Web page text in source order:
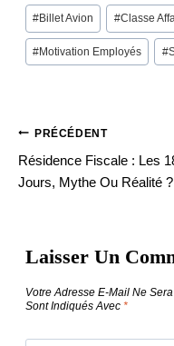
Post
Tags:
#Billet Avion #Classe
#Motivation Employés #
De
PRÉCÉDENT
Résidence Fiscale : Les
Jours, Mythe Ou Réalité ?
Laisser Un
Votre Adresse E-Mail Ne
Sont Indiqués Avec *